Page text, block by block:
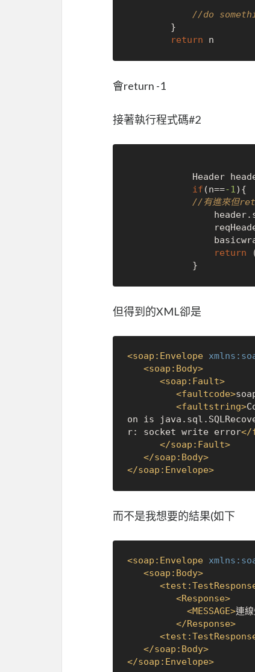
//do
return
會return -1
接著執行程式碼#2
Header
if (n==-1){
//有進來但
return
但得到的XML卻是
<soap:Envelope
<soap:Body>
<soap:Fault>
<faultcode>
<faultstring>
on is
r: socket write error</
</soap:Fault>
</soap:Body>
</soap:Envelope>
而不是我想要的結果(如下
<soap:Envelope
<soap:Body>
<
<Response>
<MESSAGE>連
</Response>
<
</soap:Body>
</soap:Envelope>